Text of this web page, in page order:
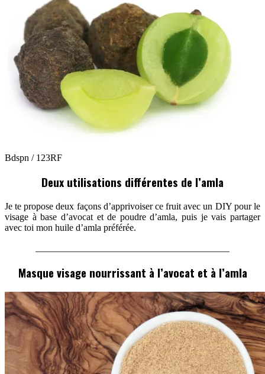
Bdspn / 123RF
Deux utilisations différentes de l’amla
Je te propose deux façons d’apprivoiser ce fruit avec un DIY pour le
visage à base d’avocat et de poudre d’amla, puis je vais partager
avec toi mon huile d’amla préférée.
Masque visage nourrissant à l’avocat et à l’amla